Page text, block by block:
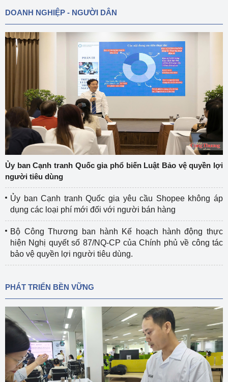
DOANH NGHIỆP - NGƯỜI DÂN
Ủy ban Cạnh tranh Quốc gia phổ biến Luật Bảo vệ quyền lợi
người tiêu dùng
Ủy ban Cạnh tranh Quốc gia yêu cầu Shopee không áp
dụng các loại phí mới đối với người bán hàng
Bộ Công Thương ban hành Kế hoạch hành động thực
hiện Nghị quyết số 87/NQ-CP của Chính phủ về công tác
bảo vệ quyền lợi người tiêu dùng.
PHÁT TRIỂN BỀN VỮNG